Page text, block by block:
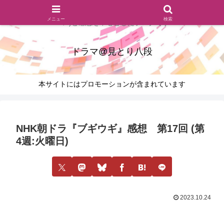
ドラマのシーンとセリフを切り取ったあらすじレビュー(復習ネタ
バレ)と感想を中心としたブログです
ドラマ@見とり八段
本サイトにはプロモーションが含まれています
NHK朝ドラ『ブギウギ』感想 第17回 (第
4週:火曜日)
2023.10.24
メニュー 検索